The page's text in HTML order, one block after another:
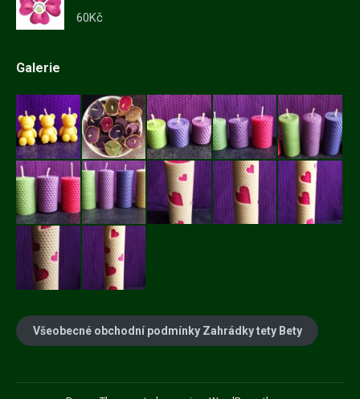
60Kč
Galerie
Všeobecné obchodní podmínky Zahrádky tety Bety